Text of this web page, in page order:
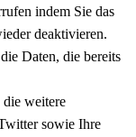
indem Sie das
deaktivieren.
Daten, die bereits
weitere
sowie Ihre